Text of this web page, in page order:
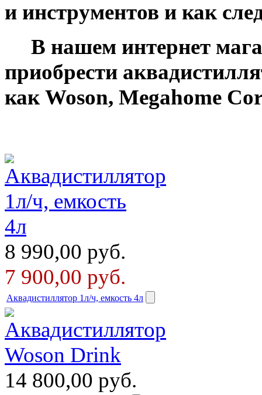
и инструментов и как
В нашем интернет
приобрести
как Woson, Megahome
8 990,00 руб.
7 900,00 руб.
Аквадистиллятор 1л/ч, емкость 4л
14 800,00 руб.